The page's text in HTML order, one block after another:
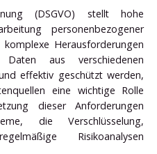
(DSGVO) stellt hohe
personenbezogener
Herausforderungen
aus verschiedenen
effektiv geschützt werden,
eine wichtige Rolle
dieser Anforderungen
die Verschlüsselung,
Risikoanalysen